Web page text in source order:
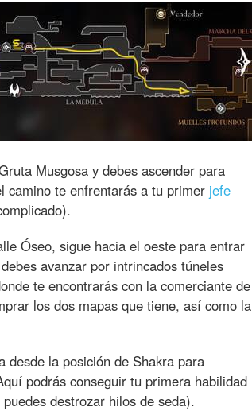
Musgosa y debes ascender para
camino te enfrentarás a tu primer jefe
Óseo, sigue hacia el oeste para entrar
avanzar por intrincados túneles
te encontrarás con la comerciante de
los dos mapas que tiene, así como la
desde la posición de Shakra para
podrás conseguir tu primera habilidad
destrozar hilos de seda).